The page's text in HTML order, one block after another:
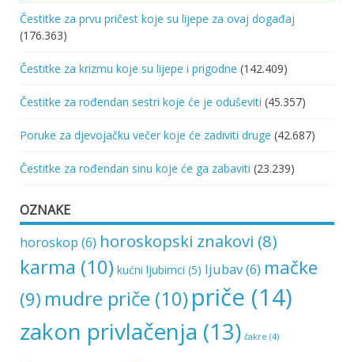
Čestitke za prvu pričest koje su lijepe za ovaj događaj
(176.363)
Čestitke za krizmu koje su lijepe i prigodne (142.409)
Čestitke za rođendan sestri koje će je oduševiti (45.357)
Poruke za djevojačku večer koje će zadiviti druge (42.687)
Čestitke za rođendan sinu koje će ga zabaviti (23.239)
OZNAKE
horoskop (6) horoskopski znakovi (8)
karma (10) kućni ljubimci (5) ljubav(6) mačke
(9) mudre priče (10) priče (14)
zakon privlačenja (13) čakre (4)